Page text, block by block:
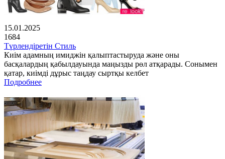
15.01.2025
1684
Түрлендіретін Стиль
Киім адамның имиджін қалыптастыруда және оны
басқалардың қабылдауында маңызды рөл атқарады. Сонымен
қатар, киімді дұрыс таңдау сыртқы келбет
Подробнее